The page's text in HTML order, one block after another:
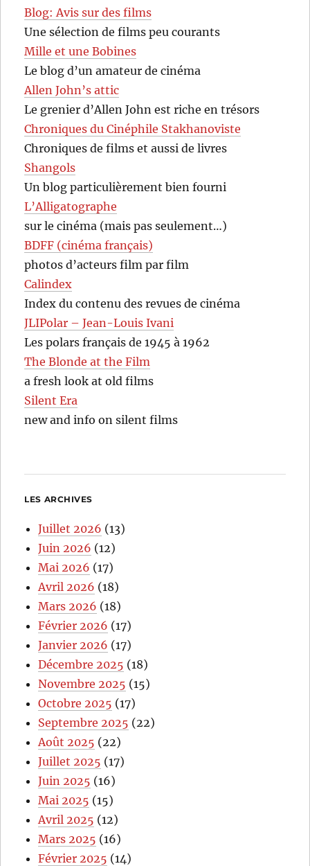
Blog: Avis sur des films
Une sélection de films peu courants
Mille et une Bobines
Le blog d’un amateur de cinéma
Allen John’s attic
Le grenier d’Allen John est riche en trésors
Chroniques du Cinéphile Stakhanoviste
Chroniques de films et aussi de livres
Shangols
Un blog particulièrement bien fourni
L’Alligatographe
sur le cinéma (mais pas seulement…)
BDFF (cinéma français)
photos d’acteurs film par film
Calindex
Index du contenu des revues de cinéma
JLIPolar – Jean-Louis Ivani
Les polars français de 1945 à 1962
The Blonde at the Film
a fresh look at old films
Silent Era
new and info on silent films
LES ARCHIVES
Juillet 2026 (13)
Juin 2026 (12)
Mai 2026 (17)
Avril 2026 (18)
Mars 2026 (18)
Février 2026 (17)
Janvier 2026 (17)
Décembre 2025 (18)
Novembre 2025 (15)
Octobre 2025 (17)
Septembre 2025 (22)
Août 2025 (22)
Juillet 2025 (17)
Juin 2025 (16)
Mai 2025 (15)
Avril 2025 (12)
Mars 2025 (16)
Février 2025 (14)